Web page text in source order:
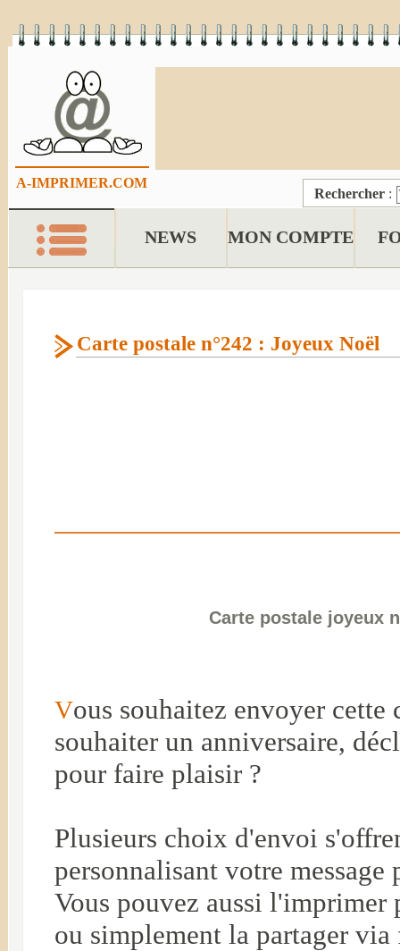
A-IMPRIMER.COM
Rechercher :
NEWS MON COMPTE
Carte postale n°242 : Joyeux Noël
Carte postale joyeux
Vous souhaitez envoyer
souhaiter un anniversaire,
pour faire plaisir ?
Plusieurs choix d'envoi
personnalisant votre
Vous pouvez aussi
ou simplement la partager